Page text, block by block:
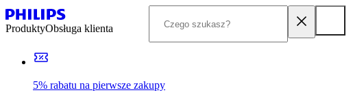
ProduktyObsługa klienta
5% rabatu na pierwsze zakupy